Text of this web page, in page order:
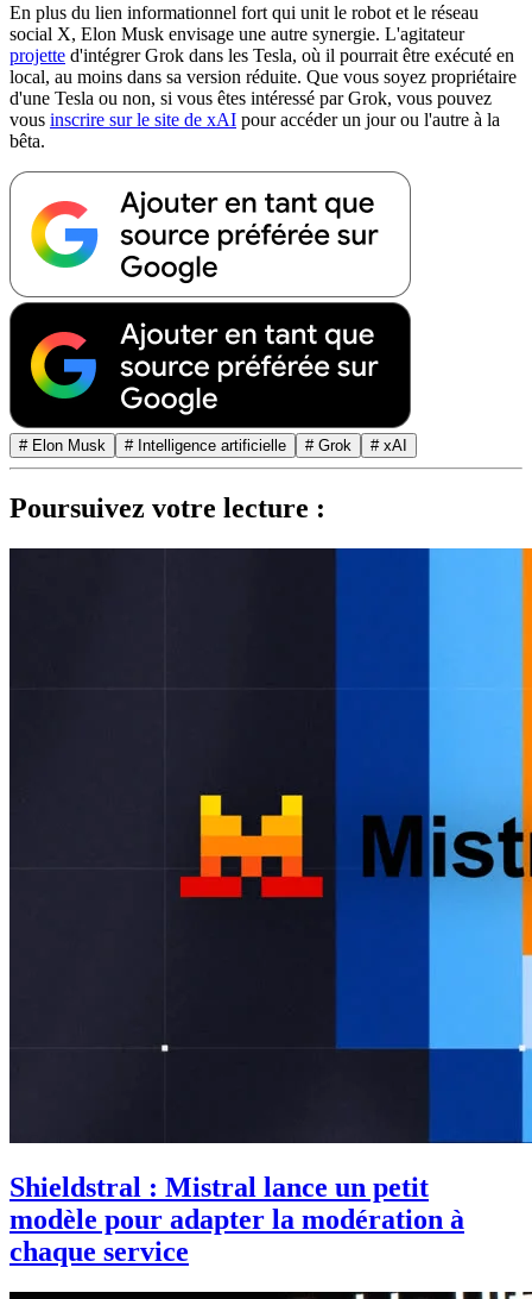
En plus du lien informationnel fort qui unit le robot et le réseau
social X, Elon Musk envisage une autre synergie. L'agitateur
projette d'intégrer Grok dans les Tesla, où il pourrait être exécuté en
local, au moins dans sa version réduite. Que vous soyez propriétaire
d'une Tesla ou non, si vous êtes intéressé par Grok, vous pouvez
vous inscrire sur le site de xAI pour accéder un jour ou l'autre à la
bêta.
# Elon Musk # Intelligence artificielle # Grok # xAI
Poursuivez votre lecture :
Shieldstral : Mistral lance un petit
modèle pour adapter la modération à
chaque service